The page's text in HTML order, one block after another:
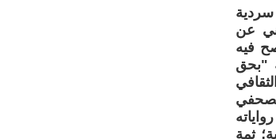
سردية
عن
فيه
عراقية "بحق
الصحفي
ثمة